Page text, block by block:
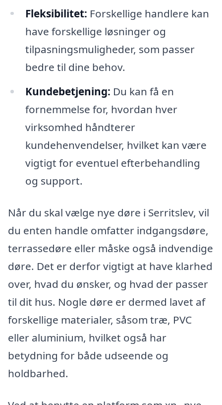
Fleksibilitet: Forskellige handlere kan
have forskellige løsninger og
tilpasningsmuligheder, som passer
bedre til dine behov.
Kundebetjening: Du kan få en
fornemmelse for, hvordan hver
virksomhed håndterer
kundehenvendelser, hvilket kan være
vigtigt for eventuel efterbehandling
og support.
Når du skal vælge nye døre i Serritslev, vil
du enten handle omfatter indgangsdøre,
terrassedøre eller måske også indvendige
døre. Det er derfor vigtigt at have klarhed
over, hvad du ønsker, og hvad der passer
til dit hus. Nogle døre er dermed lavet af
forskellige materialer, såsom træ, PVC
eller aluminium, hvilket også har
betydning for både udseende og
holdbarhed.